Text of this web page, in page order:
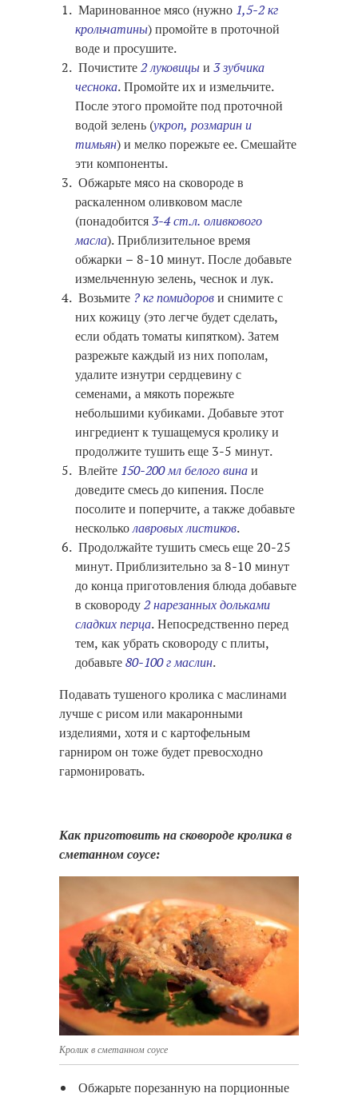
Маринованное мясо (нужно 1,5-2 кг
крольчатины) промойте в проточной
воде и просушите.
Почистите2 луковицыи 3 зубчика
чеснока. Промойте их и измельчите.
После этого промойте под проточной
водой зелень (укроп, розмарин и
тимьян) и мелко порежьте ее. Смешайте
эти компоненты.
Обжарьте мясо на сковороде в
раскаленном оливковом масле
(понадобится3-4 ст.л. оливкового
масла). Приблизительное время
обжарки – 8-10 минут. После добавьте
измельченную зелень, чеснок и лук.
Возьмите ? кг помидорови снимите с
них кожицу (это легче будет сделать,
если обдать томаты кипятком). Затем
разрежьте каждый из них пополам,
удалите изнутри сердцевину с
семенами, а мякоть порежьте
небольшими кубиками. Добавьте этот
ингредиент к тушащемуся кролику и
продолжите тушить еще 3-5 минут.
Влейте 150-200 мл белого винаи
доведите смесь до кипения. После
посолите и поперчите, а также добавьте
нескольколавровых листиков.
Продолжайте тушить смесь еще 20-25
минут. Приблизительно за 8-10 минут
до конца приготовления блюда добавьте
в сковороду2 нарезанных дольками
сладких перца. Непосредственно перед
тем, как убрать сковороду с плиты,
добавьте80-100 г маслин.
Подавать тушеного кролика с маслинами
лучше с рисом или макаронными
изделиями, хотя и с картофельным
гарниром он тоже будет превосходно
гармонировать.
Как приготовить на сковороде кролика в
сметанном соусе:
Кролик в сметанном соусе
Обжарьте порезанную на порционные